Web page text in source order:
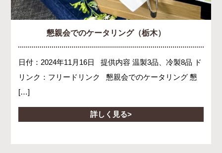
懇親会でのケータリング（栃木）
日付：2024年11月16日 提供内容 温製3品、冷製8品 ド
リンク：フリードリンク 懇親会でのケータリング 懇
[…]
詳しく見る